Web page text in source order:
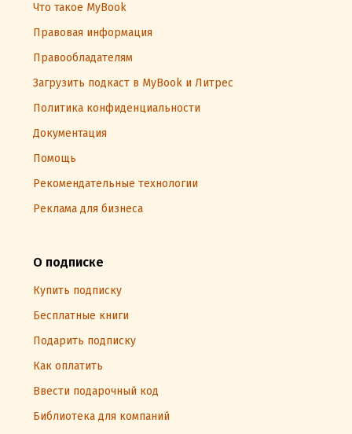
Что такое MyBook
Правовая информация
Правообладателям
Загрузить подкаст в MyBook и Литрес
Политика конфиденциальности
Документация
Помощь
Рекомендательные технологии
Реклама для бизнеса
О подписке
Купить подписку
Бесплатные книги
Подарить подписку
Как оплатить
Ввести подарочный код
Библиотека для компаний